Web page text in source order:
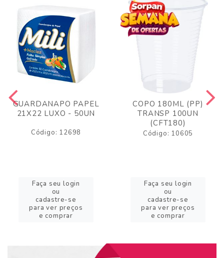
GUARDANAPO PAPEL
21X22 LUXO - 50UN
Código: 12698
Faça seu login
ou
cadastre-se
para ver preços
e comprar
COPO 180ML (PP)
TRANSP 100UN
(CFT180)
Código: 10605
Faça seu login
ou
cadastre-se
para ver preços
e comprar